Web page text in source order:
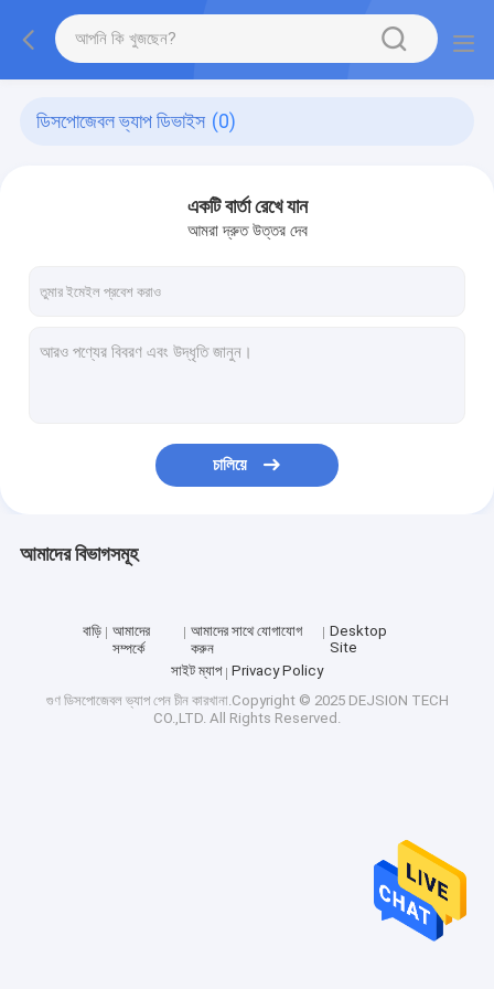
ডিসপোজেবল ভ্যাপ ডিভাইস (0)
একটি বার্তা রেখে যান
আমরা দ্রুত উত্তর দেব
চালিয়ে
আমাদের বিভাগসমূহ
বাড়ি
আমাদের
সম্পর্কে
আমাদের সাথে যোগাযোগ
করুন
Desktop
Site
সাইট ম্যাপ
Privacy Policy
গুণ ডিসপোজেবল ভ্যাপ পেনচীন কারখানা.Copyright © 2025 DEJSION TECH
CO.,LTD. All Rights Reserved.